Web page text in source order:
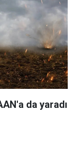
da yaradı